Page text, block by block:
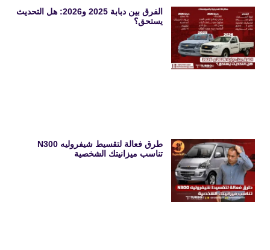
الفرق بين دبابة 2025 و2026: هل التحديث
يستحق؟
طرق فعالة لتقسيط شيفروليه N300
تناسب ميزانيتك الشخصية